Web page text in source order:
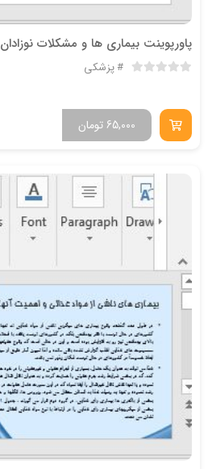
پاورپوینت بیماری ها و مشکلات نوزادان
پزشکی
تومان 65,000